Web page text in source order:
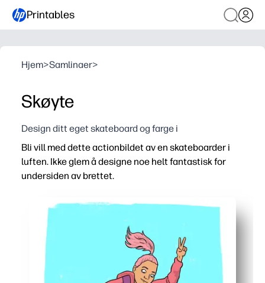
Printables
Hjem>Samlinaer>
Skøyte
Design ditt eget skateboard og farge i
Bli vill med dette actionbildet av en skateboarder i
luften. Ikke glem å designe noe helt fantastisk for
undersiden av brettet.
Du får en utskriftsside som sparer forberedelser -
Den energiske scenen lokker motvillige skapere -
Du inviterer valg og stemme når barna tilpasser
Bruk den hvor som helst - klasseromssentre, etter